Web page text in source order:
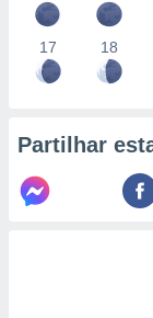
17 18
Partilhar